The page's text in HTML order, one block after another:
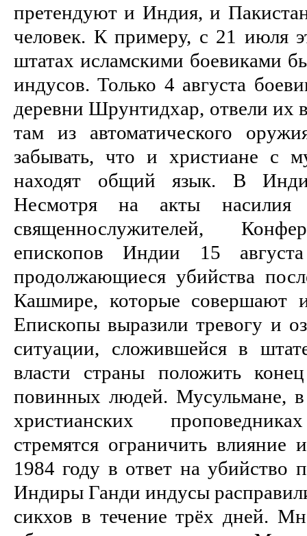
претендуют и Индия, и
человек. К примеру, с 21 июля
штатах исламскими боевика­ми
ин­дусов. Только 4 августа
деревни Шрунтидхар, отвели их
там из автоматичес­кого
забывать, что и христиане с
находят общий язык. В
Несмотря на акты
священнослужителей,
епископов Индии 15
продолжающиеся убийства
Каш­мире, которые совершают
Епископы вы­разили тревогу и
ситуации, сложившейся в
власти страны положить
повинных людей. Му­сульмане,
христианских проповедниках
стремятся ограничить
1984 году в ответ на убийство
Индиры Ганди индусы
сикхов в течение трёх дней.